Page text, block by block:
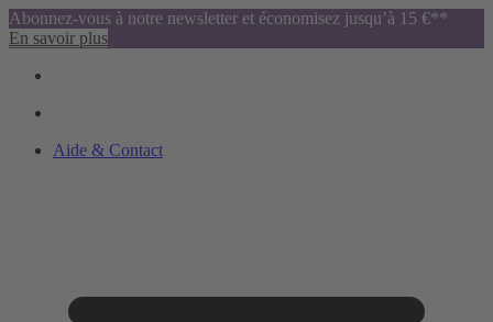
Abonnez-vous à notre newsletter et économisez jusqu’à 15 €**
En savoir plus
Aide & Contact